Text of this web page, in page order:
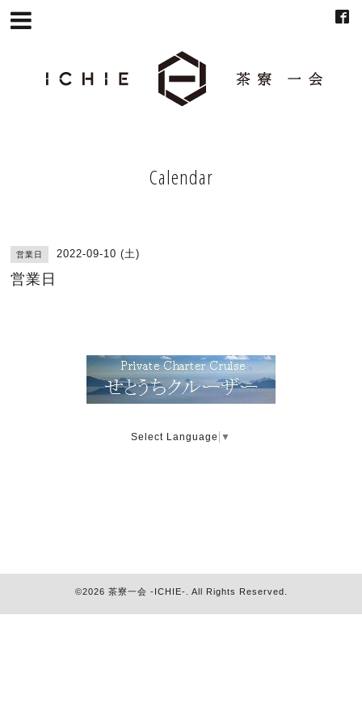
Calendar
営業日 2022-09-10 (土)
営業日
Select Language ▼
©2026 茶寮一会 -ICHIE- . All Rights Reserved.